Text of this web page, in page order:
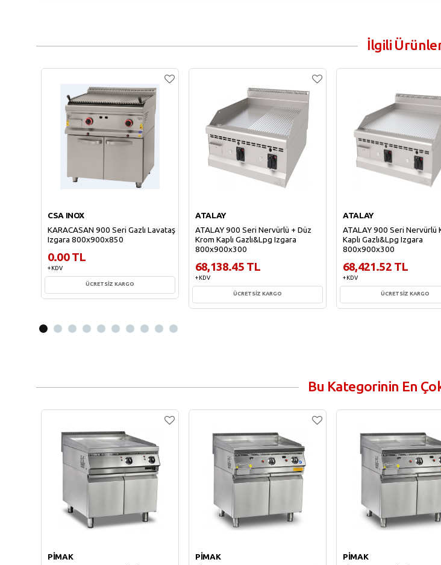
İlgili
CSA INOX
KARACASAN 900 Seri Gazlı Lavataş
Izgara 800x900x850
0.00 TL
+ KDV
ÜCRETSİZ KARGO
ATALAY
ATALAY 900 Seri Nervürlü + Düz
Krom Kaplı Gazlı&Lpg Izgara
800x900x300
68,138.45 TL
+ KDV
ÜCRETSİZ KARGO
ATALAY
ATALAY 900 Seri Nervürlü
Kaplı Gazlı&Lpg Izgara
800x900x300
68,421.52 TL
+ KDV
ÜCRETSİZ KARGO
Bu Kategorinin En
PİMAK
PİMAK
PİMAK